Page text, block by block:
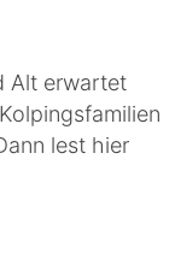
Alt erwartet
lest hier